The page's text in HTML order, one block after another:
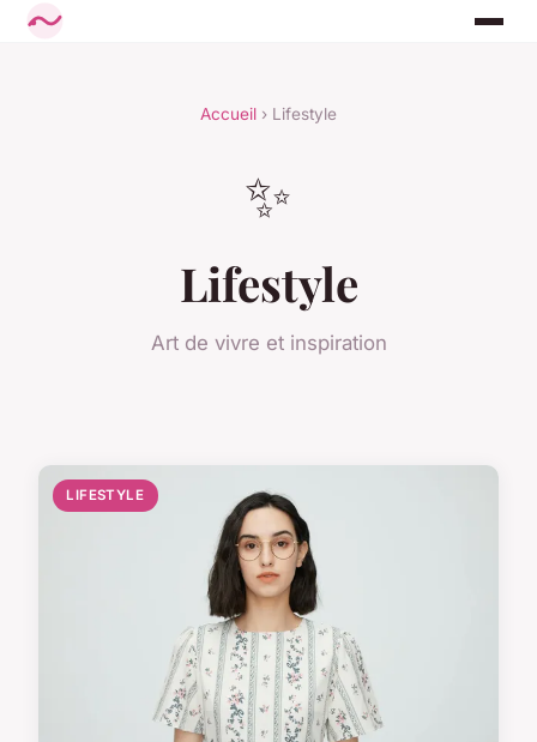
Accueil › Lifestyle
✨
Lifestyle
Art de vivre et inspiration
LIFESTYLE